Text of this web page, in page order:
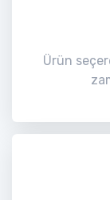
Ürün